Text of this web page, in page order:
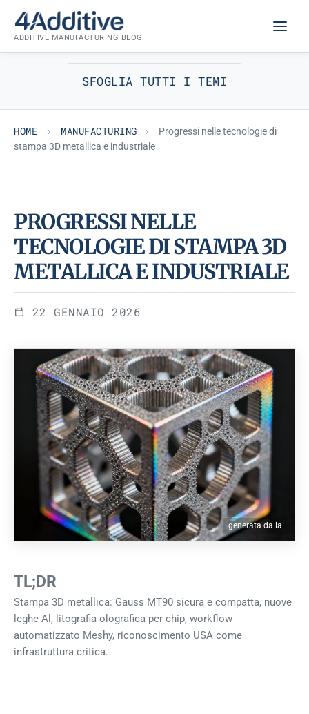
content
ADDITIVE MANUFACTURING BLOG
SFOGLIA TUTTI I TEMI
HOME MANUFACTURING
Progressi nelle tecnologie di
stampa 3D metallica e industriale
MANUFACTURING
PROGRESSI NELLE
TECNOLOGIE DI STAMPA 3D
METALLICA E INDUSTRIALE
22 GENNAIO 2026
generata da ia
TL;DR
Stampa 3D metallica: Gauss MT90 sicura e compatta, nuove
leghe Al, litografia olografica per chip, workflow
automatizzato Meshy, riconoscimento USA come
infrastruttura critica.